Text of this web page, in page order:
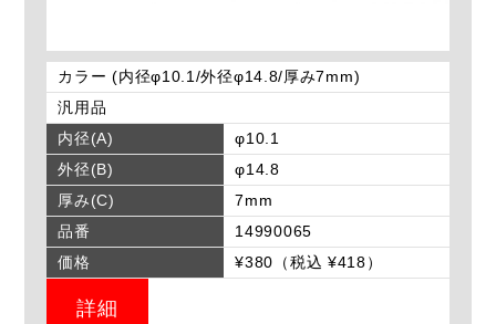
カラー (内径φ10.1/外径φ14.8/厚み7mm)
汎用品
内径(A)
φ10.1
外径(B)
φ14.8
厚み(C)
7mm
品番
14990065
価格
¥380（税込 ¥418）
詳細